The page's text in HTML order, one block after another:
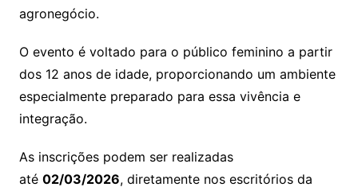
agronegócio.
O evento é voltado para o público feminino a partir
dos 12 anos de idade, proporcionando um ambiente
especialmente preparado para essa vivência e
integração.
As inscrições podem ser realizadas
até 02/03/2026, diretamente nos escritórios da